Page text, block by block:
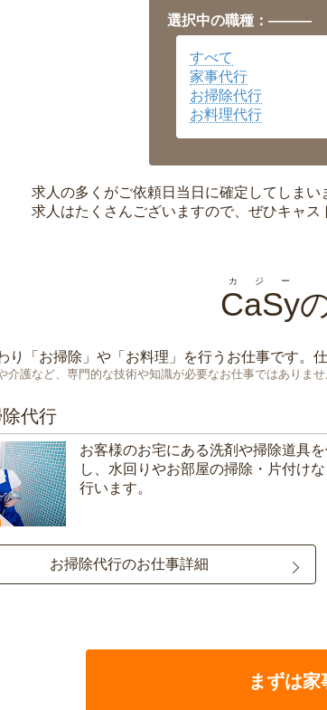
岡山県▼
広島県▼
沖縄県
選択中の職種：———
すべて
家事代行
お掃除代行
お料理代行
求人の多くがご依頼日当日に確定してしま
求人はたくさんございますので、ぜひキャス
CaSy
カジー
り「 お掃除 」や「 お料理 」を行うお仕事です。
介護など、専門的な技術や知識が必要なお仕事ではありませ
代行
お客様のお宅にある洗剤や掃除道具を
し、水回りやお部屋の掃除・片付け
行います。
お掃除代行のお仕事詳細
まずは